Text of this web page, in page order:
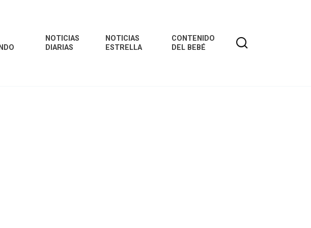
NOTICIAS
DIARIAS
NOTICIAS
ESTRELLA
CONTENIDO
DEL BEBÉ